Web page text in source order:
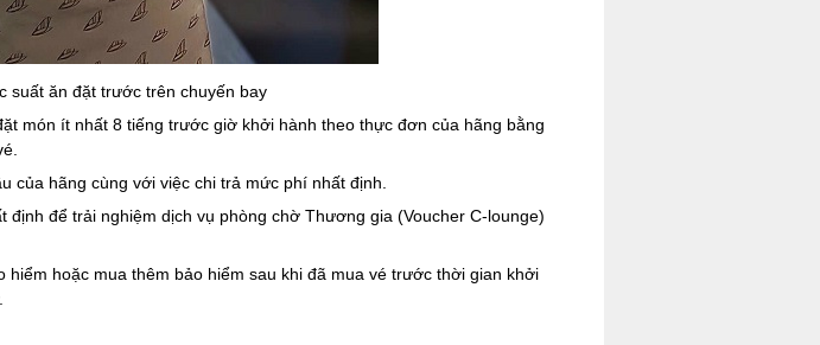
suất ăn đặt trước trên chuyến bay
món ít nhất 8 tiếng trước giờ khởi hành theo thực đơn của hãng bằng
của hãng cùng với việc chi trả mức phí nhất định.
để trải nghiệm dịch vụ phòng chờ Thương gia (Voucher C-lounge)
hoặc mua thêm bảo hiểm sau khi đã mua vé trước thời gian khởi